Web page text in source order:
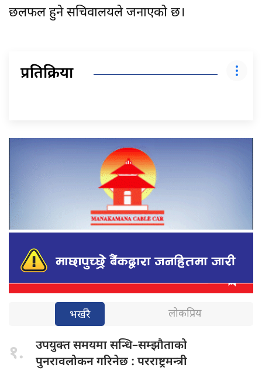
छलफल हुने सचिवालयले जनाएको छ।
प्रतिक्रिया
भर्खरै लोकप्रिय
१. उपयुक्त समयमासन्धि–सम्झौताको
पुनरावलोकन गरिनेछ : परराष्ट्रमन्त्री